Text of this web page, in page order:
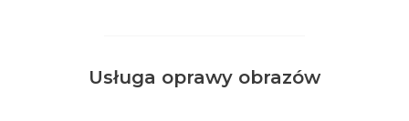
Usługa oprawy obrazów